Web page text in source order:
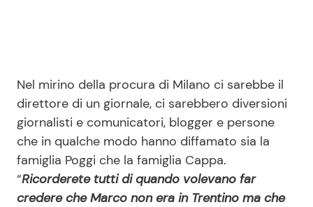
Nel mirino della procura di Milano ci sarebbe il
direttore di un giornale, ci sarebbero diversioni
giornalisti e comunicatori, blogger e persone
che in qualche modo hanno diffamato sia la
famiglia Poggi che la famiglia Cappa.
“Ricorderete tutti di quando volevano far
credere che Marco non era in Trentino ma che